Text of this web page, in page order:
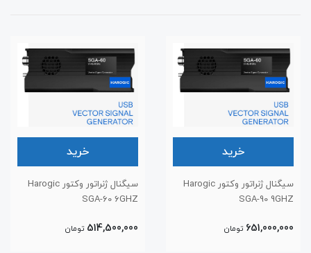
خرید
سیگنال ژنراتور وکتور Harogic
SGA-90 9GHZ
651,000,000 تومان
خرید
سیگنال ژنراتور وکتور Harogic
SGA-60 6GHZ
514,500,000 تومان